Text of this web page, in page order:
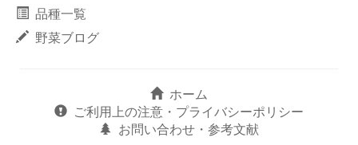
品種一覧
野菜ブログ
ホーム
ご利用上の注意・プライバシーポリシー
お問い合わせ・参考文献